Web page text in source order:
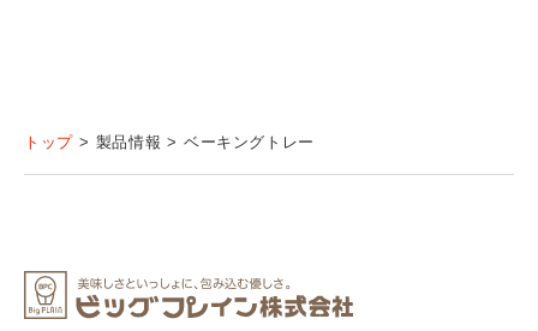
トップ 製品情報 ベーキングトレー